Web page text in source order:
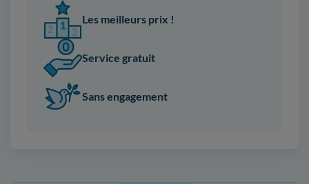
Les meilleurs prix !
Service gratuit
Sans engagement